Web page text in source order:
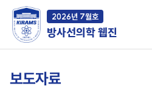
2026년 7월호
방사선의학 웹진
보도자료